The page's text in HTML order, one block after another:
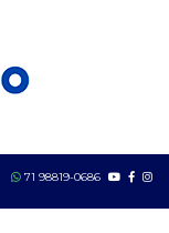
71 98819-0686